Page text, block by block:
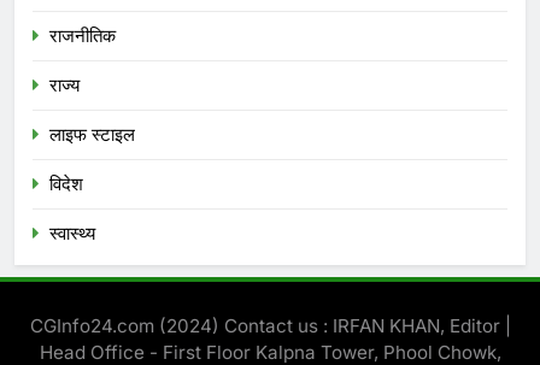
राजनीतिक
राज्य
लाइफ स्टाइल
विदेश
स्‍वास्‍थ्‍य
CGInfo24.com (2024) Contact us : IRFAN KHAN, Editor |
Head Office - First Floor Kalpna Tower, Phool Chowk,